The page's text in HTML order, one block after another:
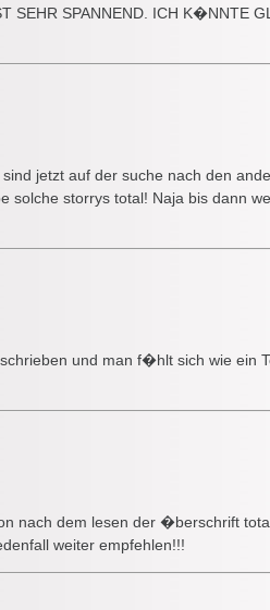
SEHR SPANNEND. ICH K�NNTE
jetzt auf der suche nach den
storrys total! Naja bis dann
und man f�hlt sich wie ein
nach dem lesen der �berschrift
weiter empfehlen!!!